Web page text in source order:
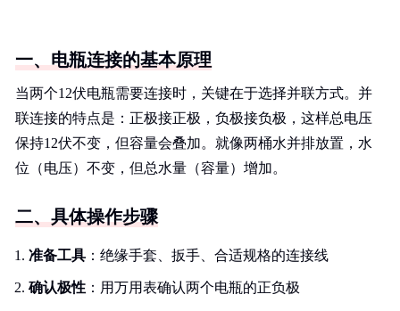
一、电瓶连接的基本原理
当两个12伏电瓶需要连接时，关键在于选择并联方式。并
联连接的特点是：正极接正极，负极接负极，这样总电压
保持12伏不变，但容量会叠加。就像两桶水并排放置，水
位（电压）不变，但总水量（容量）增加。
二、具体操作步骤
准备工具 ：绝缘手套、扳手、合适规格的连接线
确认极性 ：用万用表确认两个电瓶的正负极